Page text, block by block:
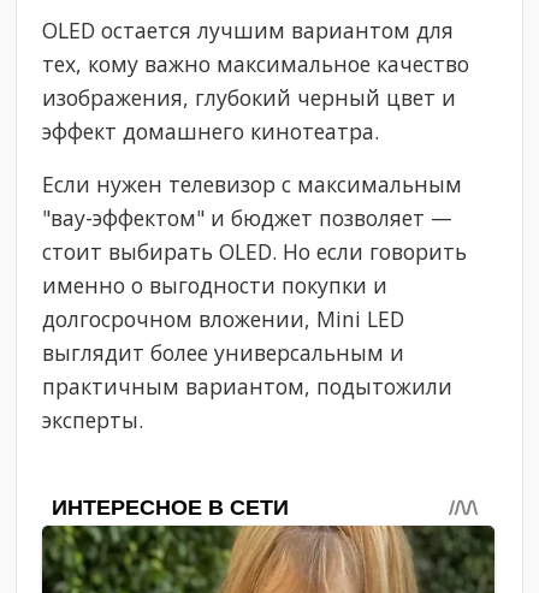
OLED остается лучшим вариантом для
тех, кому важно максимальное качество
изображения, глубокий черный цвет и
эффект домашнего кинотеатра.
Если нужен телевизор с максимальным
"вау-эффектом" и бюджет позволяет —
стоит выбирать OLED. Но если говорить
именно о выгодности покупки и
долгосрочном вложении, Mini LED
выглядит более универсальным и
практичным вариантом, подытожили
эксперты.